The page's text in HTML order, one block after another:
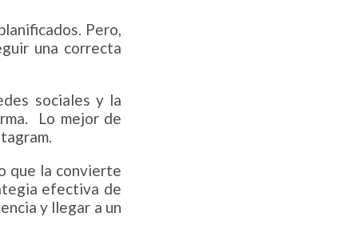
Pero,
una correcta
sociales y la
Lo mejor de
que la convierte
efectiva de
y llegar a un